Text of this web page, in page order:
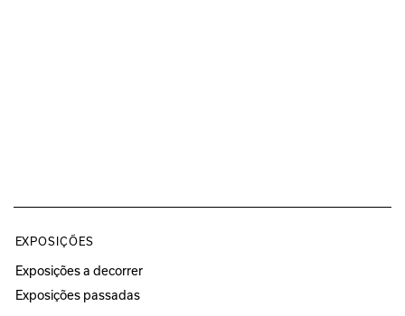
EXPOSIÇÕES
Exposições a decorrer
Exposições passadas